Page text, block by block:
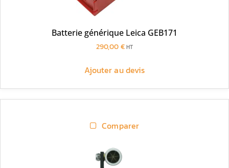
Batterie générique Leica GEB171
290,00 € HT
Ajouter au devis
Comparer